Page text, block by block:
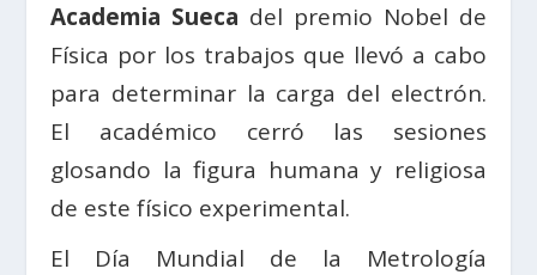
Academia Sueca del premio Nobel de
Física por los trabajos que llevó a cabo
para determinar la carga del electrón.
El académico cerró las sesiones
glosando la figura humana y religiosa
de este físico experimental.
El Día Mundial de la Metrología